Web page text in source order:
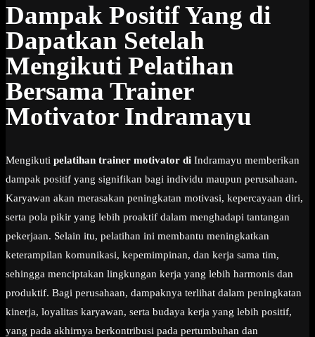
Dampak Positif Yang di
Dapatkan Setelah
Mengikuti Pelatihan
Bersama Trainer
Motivator Indramayu
Mengikuti pelatihan trainer motivator di Indramayu memberikan
dampak positif yang signifikan bagi individu maupun perusahaan.
Karyawan akan merasakan peningkatan motivasi, kepercayaan diri,
serta pola pikir yang lebih proaktif dalam menghadapi tantangan
pekerjaan. Selain itu, pelatihan ini membantu meningkatkan
keterampilan komunikasi, kepemimpinan, dan kerja sama tim,
sehingga menciptakan lingkungan kerja yang lebih harmonis dan
produktif. Bagi perusahaan, dampaknya terlihat dalam peningkatan
kinerja, loyalitas karyawan, serta budaya kerja yang lebih positif,
yang pada akhirnya berkontribusi pada pertumbuhan dan